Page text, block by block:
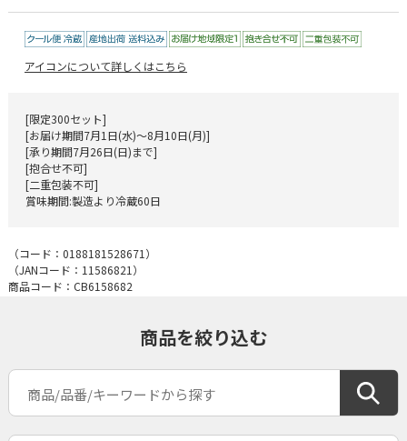
アイコンについて詳しくはこちら
[限定300セット]
[お届け期間7月1日(水)～8月10日(月)]
[承り期間7月26日(日)まで]
[抱合せ不可]
[二重包装不可]
賞味期間:製造より冷蔵60日
（コード： 0188181528671 ）
（JANコード： 11586821 ）
商品コード：CB6158682
商品を絞り込む